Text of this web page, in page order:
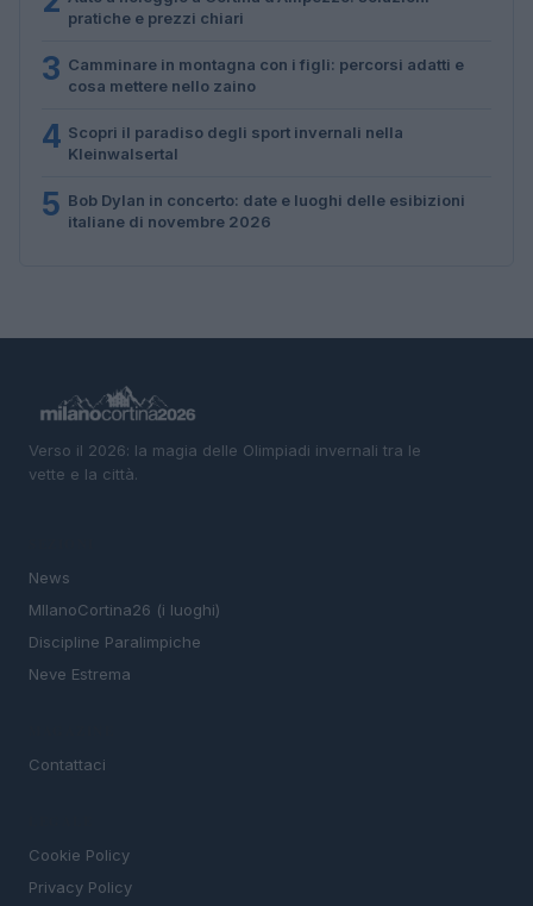
pratiche e prezzi chiari
3 Camminare in montagna con i figli: percorsi adatti e
cosa mettere nello zaino
4 Scopri il paradiso degli sport invernali nella
Kleinwalsertal
5 Bob Dylan in concerto: date e luoghi delle esibizioni
italiane di novembre 2026
Verso il 2026: la magia delle Olimpiadi invernali tra le
vette e la città.
News
MIlanoCortina26 (i luoghi)
Discipline Paralimpiche
Neve Estrema
Contattaci
Cookie Policy
Privacy Policy